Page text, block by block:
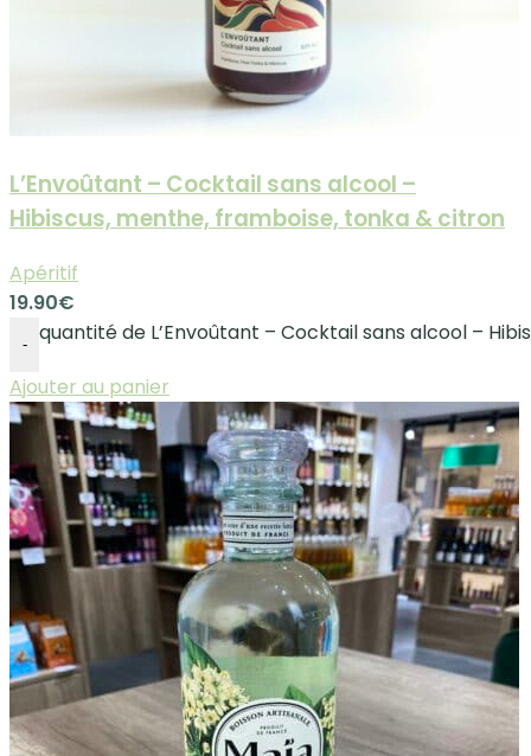
L’Envoûtant – Cocktail sans alcool –
Hibiscus, menthe, framboise, tonka & citron
Apéritif
19.90€
-
quantité de L’Envoûtant – Cocktail sans alcool –
Ajouter au panier